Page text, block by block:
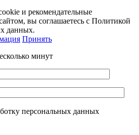
и рекомендательные
вы соглашаетесь с Политикой
данных.
Принять
минут
персональных данных